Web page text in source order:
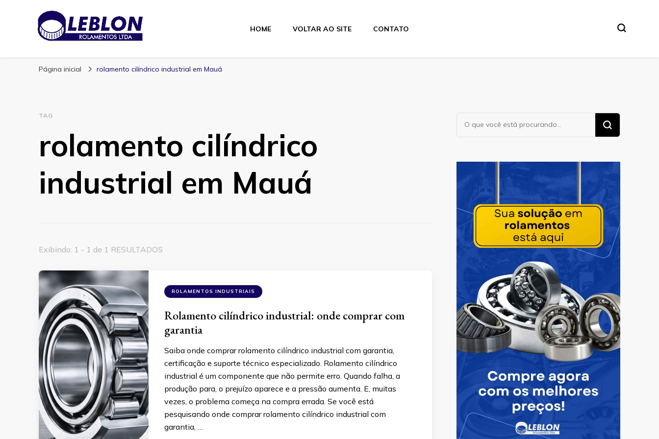
Blog | Leblon Rolamentos
HOME VOLTAR AO SITE CONTATO
Página inicial rolamento cilíndrico industrial em Mauá
TAG
rolamento cilíndrico
industrial em Mauá
Exibindo: 1 - 1 de 1 RESULTADOS
ROLAMENTOS INDUSTRIAIS
Rolamento cilíndrico industrial: onde comprar com
garantia
Saiba onde comprar rolamento cilíndrico industrial com garantia,
certificação e suporte técnico especializado. Rolamento cilíndrico
industrial é um componente que não permite erro. Quando falha, a
produção para, o prejuízo aparece e a pressão aumenta. E, muitas
vezes, o problema começa na compra errada. Se você está
pesquisando onde comprar rolamento cilíndrico industrial com
garantia, …
Procurando
algo?